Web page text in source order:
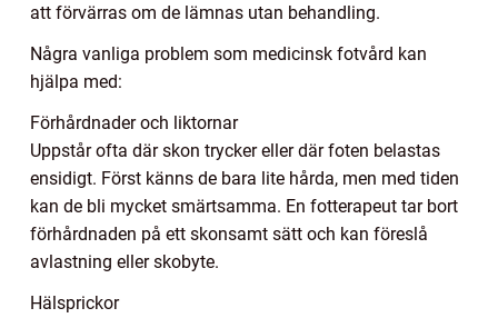
att förvärras om de lämnas utan behandling.
Några vanliga problem som medicinsk fotvård kan
hjälpa med:
Förhårdnader och liktornar
Uppstår ofta där skon trycker eller där foten belastas
ensidigt. Först känns de bara lite hårda, men med tiden
kan de bli mycket smärtsamma. En fotterapeut tar bort
förhårdnaden på ett skonsamt sätt och kan föreslå
avlastning eller skobyte.
Hälsprickor